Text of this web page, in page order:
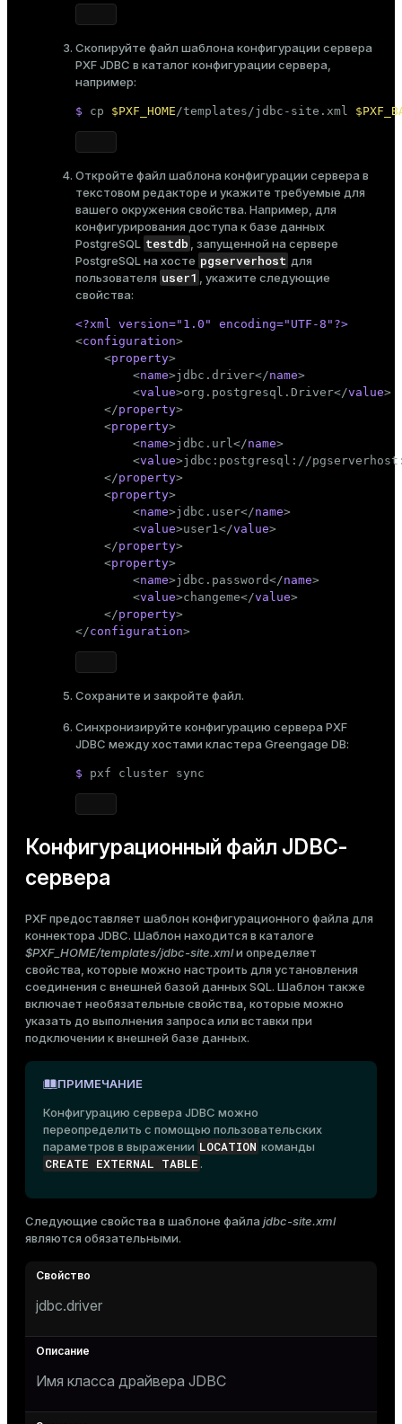
Скопируйте файл шаблона конфигурации сервера
PXF JDBC в каталог конфигурации сервера,
например:
$ cp $PXF_HOME/templates/jdbc-site.xml
Откройте файл шаблона конфигурации сервера в
текстовом редакторе и укажите требуемые для
вашего окружения свойства. Например, для
конфигурирования доступа к базе данных
PostgreSQL testdb
, запущенной на сервере
PostgreSQL на хосте pgserverhost для
пользователя user1
, укажите следующие
свойства:
<?xml version="1.0" encoding="UTF-8" ?>
<configuration>
<property>
<name>jdbc.driver</name>
<value>org.postgresql.Driver</value>
</property>
<property>
<name>jdbc.url</name>
<value>jdbc:postgresql://
</property>
<property>
<name>jdbc.user</name>
<value>user1</value>
</property>
<property>
<name>jdbc.password</name>
<value>changeme</value>
</property>
</configuration>
Сохраните и закройте файл.
Синхронизируйте конфигурацию сервера PXF
JDBC между хостами кластера Greengage DB:
$ pxf cluster sync
Конфигурационный файл JDBC-
сервера
PXF предоставляет шаблон конфигурационного файла для
коннектора JDBC. Шаблон находится в каталоге
$PXF_HOME/templates/jdbc-site.xmlи определяет
свойства, которые можно настроить для установления
соединения с внешней базой данных SQL. Шаблон также
включает необязательные свойства, которые можно
указать до выполнения запроса или вставки при
подключении к внешней базе данных.
ПРИМЕЧАНИЕ
Конфигурацию сервера JDBC можно
переопределить с помощью пользовательских
параметров в выражении LOCATION команды
CREATE EXTERNAL TABLE .
Следующие свойства в шаблоне файла jdbc-site.xml
являются обязательными.
jdbc.driver
Имя класса драйвера JDBC